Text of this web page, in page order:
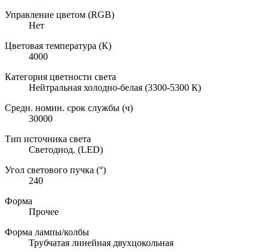
Управление цветом (RGB)
Нет
Цветовая температура (К)
4000
Категория цветности света
Нейтральная холодно-белая (3300-5300 К)
Средн. номин. срок службы (ч)
30000
Тип источника света
Светодиод. (LED)
Угол светового пучка (°)
240
Форма
Прочее
Форма лампы/колбы
Трубчатая линейная двухцокольная